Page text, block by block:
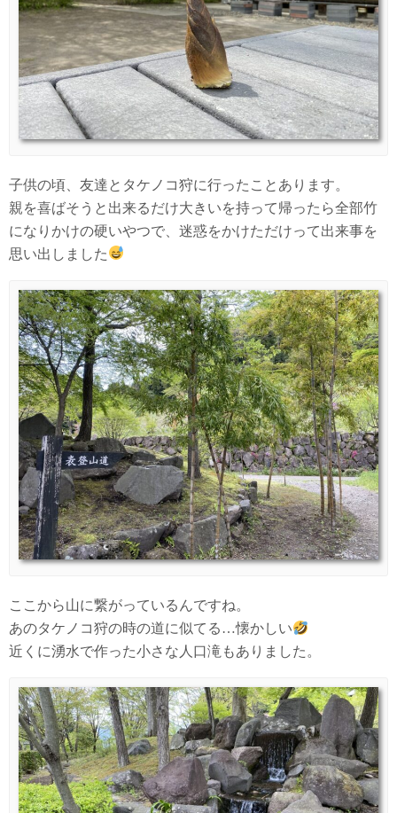
子供の頃、友達とタケノコ狩に行ったことあります。
親を喜ばそうと出来るだけ大きいを持って帰ったら全部竹
になりかけの硬いやつで、迷惑をかけただけって出来事を
思い出しました
ここから山に繋がっているんですね。
あのタケノコ狩の時の道に似てる…懐かしい
近くに湧水で作った小さな人口滝もありました。